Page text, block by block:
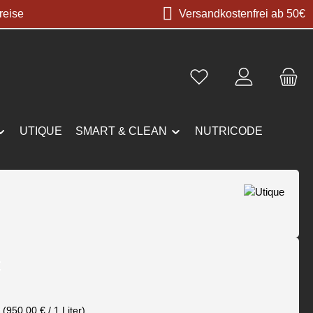
Versandkostenfrei ab 50€
UTIQUE SMART & CLEAN NUTRICODE
(950,00 € / 1 Liter)